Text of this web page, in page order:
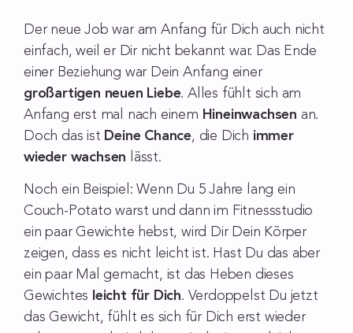
Der neue Job war am Anfang für Dich auch nicht
einfach, weil er Dir nicht bekannt war. Das Ende
einer Beziehung war Dein Anfang einer
großartigen neuen Liebe. Alles fühlt sich am
Anfang erst mal nach einem Hineinwachsen an.
Doch das ist Deine Chance, die Dich immer
wieder wachsen lässt.
Noch ein Beispiel: Wenn Du 5 Jahre lang ein
Couch-Potato warst und dann im Fitnessstudio
ein paar Gewichte hebst, wird Dir Dein Körper
zeigen, dass es nicht leicht ist. Hast Du das aber
ein paar Mal gemacht, ist das Heben dieses
Gewichtes leicht für Dich. Verdoppelst Du jetzt
das Gewicht, fühlt es sich für Dich erst wieder